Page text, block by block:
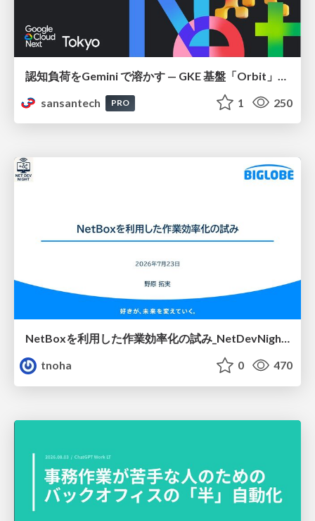
sansantech
PRO 1 250
NetBoxを利用した作業効率化の試み_NetDevNight4
tnoha
0 470